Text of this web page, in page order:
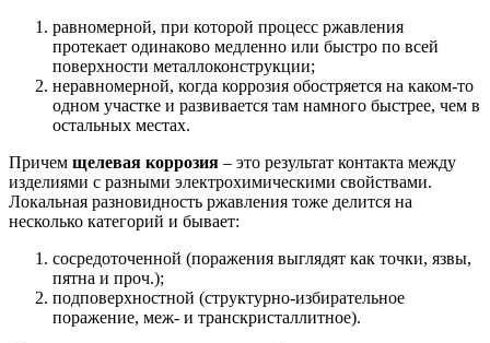
равномерной, при которой процесс ржавления
протекает одинаково медленно или быстро по всей
поверхности металлоконструкции;
неравномерной, когда коррозия обостряется на каком-то
одном участке и развивается там намного быстрее, чем в
остальных местах.
Причем щелевая коррозия – это результат контакта между
изделиями с разными электрохимическими свойствами.
Локальная разновидность ржавления тоже делится на
несколько категорий и бывает:
сосредоточенной (поражения выглядят как точки, язвы,
пятна и проч.);
подповерхностной (структурно-избирательное
поражение, меж- и транскристаллитное).